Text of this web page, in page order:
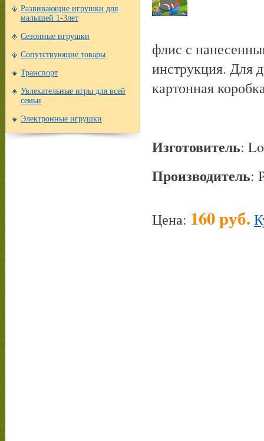
Развивающие игрушки для
малышей 1-3лет
Сезонные игрушки
Сопутствующие товары
Транспорт
Увлекательные игры для всей
семьи
Электронные игрушки
флис с
инструкция. Для
картонная
Изготовитель:
Производитель:
Цена: 160 руб.